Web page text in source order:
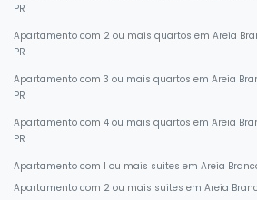
PR
Apartamento com 2 ou mais quartos em Areia
PR
Apartamento com 3 ou mais quartos em Areia
PR
Apartamento com 4 ou mais quartos em Areia
PR
Apartamento com 1 ou mais suites em Areia
Apartamento com 2 ou mais suites em Areia